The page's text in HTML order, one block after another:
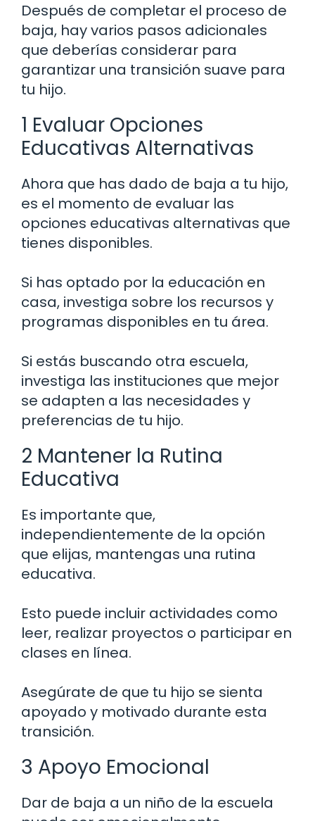
Después de completar el proceso de
baja, hay varios pasos adicionales
que deberías considerar para
garantizar una transición suave para
tu hijo.
1 Evaluar Opciones
Educativas Alternativas
Ahora que has dado de baja a tu hijo,
es el momento de evaluar las
opciones educativas alternativas que
tienes disponibles.
Si has optado por la educación en
casa, investiga sobre los recursos y
programas disponibles en tu área.
Si estás buscando otra escuela,
investiga las instituciones que mejor
se adapten a las necesidades y
preferencias de tu hijo.
2 Mantener la Rutina
Educativa
Es importante que,
independientemente de la opción
que elijas, mantengas una rutina
educativa.
Esto puede incluir actividades como
leer, realizar proyectos o participar en
clases en línea.
Asegúrate de que tu hijo se sienta
apoyado y motivado durante esta
transición.
3 Apoyo Emocional
Dar de baja a un niño de la escuela